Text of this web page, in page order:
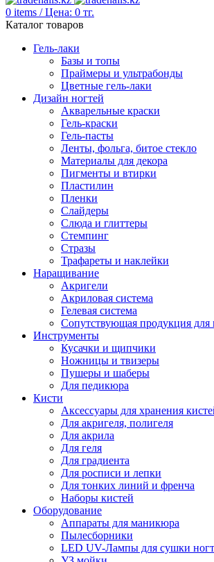
0 items / Цена: 0 тг.
Каталог товаров
Гель-лаки
Базы и топы
Праймеры и ультрабонды
Цветные гель-лаки
Дизайн ногтей
Акварельные краски
Гель-краски
Гель-пасты
Ленты, фольга, битое стекло
Материалы для декора
Пигменты и втирки
Пластилин
Пленки
Слайдеры
Слюда и глиттеры
Стемпинг
Стразы
Трафареты и наклейки
Наращивание
Акригели
Акриловая система
Гелевая система
Сопутствующая продукция для
Инструменты
Кусачки и щипчики
Ножницы и твизеры
Пушеры и шаберы
Для педикюра
Кисти
Аксессуары для хранения
Для акригеля, полигеля
Для акрила
Для геля
Для градиента
Для росписи и лепки
Для тонких линий и френча
Наборы кистей
Оборудование
Аппараты для маникюра
Пылесборники
LED UV-Лампы для сушки